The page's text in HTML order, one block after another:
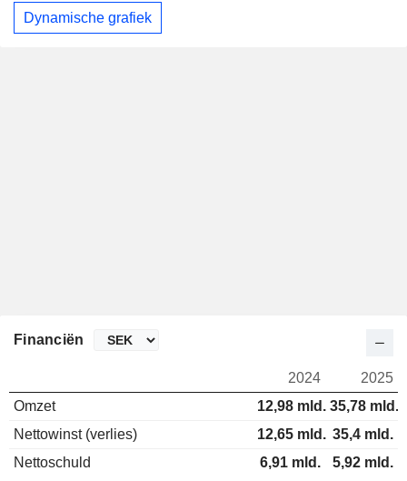
Dynamische grafiek
Financiën
2024
2025
Omzet
12,98 mld. 35,78 mld.
Nettowinst (verlies)
12,65 mld. 35,4 mld.
Nettoschuld
6,91 mld. 5,92 mld.